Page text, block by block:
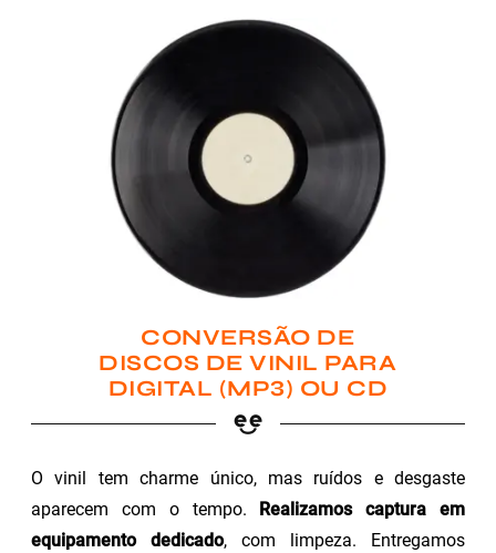
CONVERSÃO DE
DISCOS DE VINIL PARA
DIGITAL (MP3) OU CD
O vinil tem charme único, mas ruídos e desgaste
aparecem com o tempo.
Realizamos captura em
equipamento dedicado, com limpeza. Entregamos